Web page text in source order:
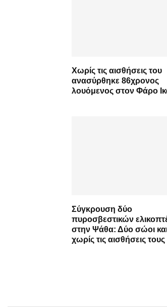
Χωρίς τις αισθήσεις του
ανασύρθηκε 86χρονος
λουόμενος στον Φάρο
Σύγκρουση δύο
πυροσβεστικών
στην Ψάθα: Δύο σώοι
χωρίς τις αισθήσεις τους